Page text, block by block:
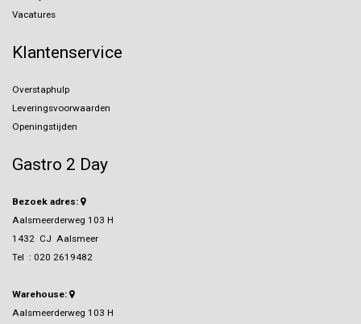
Vacatures
Klantenservice
Overstaphulp
Leveringsvoorwaarden
Openingstijden
Gastro 2 Day
Bezoek adres:
Aalsmeerderweg 103 H
1432 CJ Aalsmeer
Tel : 020 2619482
Warehouse:
Aalsmeerderweg 103 H